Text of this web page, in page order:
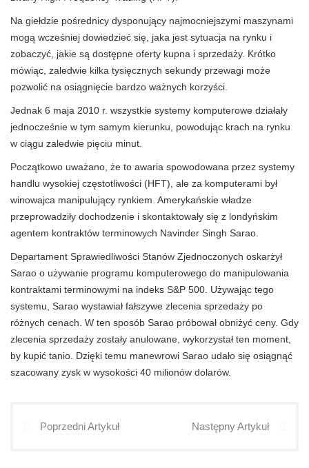
Na giełdzie pośrednicy dysponujący najmocniejszymi maszynami
mogą wcześniej dowiedzieć się, jaka jest sytuacja na rynku i
zobaczyć, jakie są dostępne oferty kupna i sprzedaży. Krótko
mówiąc, zaledwie kilka tysięcznych sekundy przewagi może
pozwolić na osiągnięcie bardzo ważnych korzyści.
Jednak 6 maja 2010 r. wszystkie systemy komputerowe działały
jednocześnie w tym samym kierunku, powodując krach na rynku
w ciągu zaledwie pięciu minut.
Początkowo uważano, że to awaria spowodowana przez systemy
handlu wysokiej częstotliwości (HFT), ale za komputerami był
winowajca manipulujący rynkiem. Amerykańskie władze
przeprowadziły dochodzenie i skontaktowały się z londyńskim
agentem kontraktów terminowych Navinder Singh Sarao.
Departament Sprawiedliwości Stanów Zjednoczonych oskarżył
Sarao o używanie programu komputerowego do manipulowania
kontraktami terminowymi na indeks S&P 500. Używając tego
systemu, Sarao wystawiał fałszywe zlecenia sprzedaży po
różnych cenach. W ten sposób Sarao próbował obniżyć ceny. Gdy
zlecenia sprzedaży zostały anulowane, wykorzystał ten moment,
by kupić tanio. Dzięki temu manewrowi Sarao udało się osiągnąć
szacowany zysk w wysokości 40 milionów dolarów.
Poprzedni Artykuł Następny Artykuł